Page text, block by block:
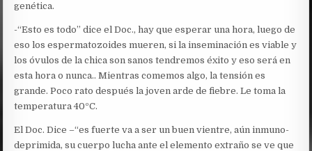
genética.
-“Esto es todo” dice el Doc., hay que esperar una hora, luego de
eso los espermatozoides mueren, si la inseminación es viable y
los óvulos de la chica son sanos tendremos éxito y eso será en
esta hora o nunca.. Mientras comemos algo, la tensión es
grande. Poco rato después la joven arde de fiebre. Le toma la
temperatura 40ºC.
El Doc. Dice –“es fuerte va a ser un buen vientre, aún inmuno-
deprimida, su cuerpo lucha ante el elemento extraño se ve que